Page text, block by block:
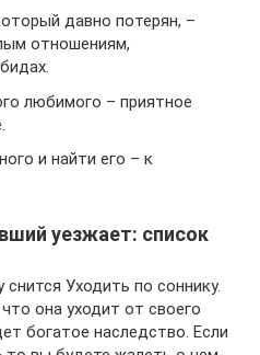
давно потерян, –
отношениям,
любимого – приятное
и найти его – к
уезжает: список
Уходить по соннику.
она уходит от своего
богатое наследство. Если